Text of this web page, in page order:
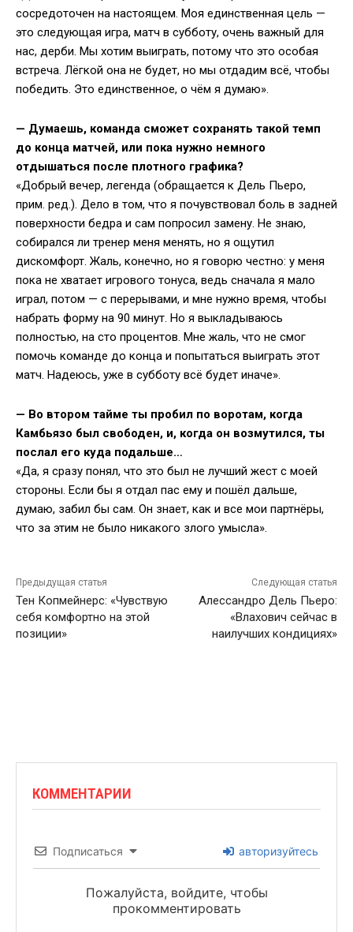
сосредоточен на настоящем. Моя единственная цель —
это следующая игра, матч в субботу, очень важный для
нас, дерби. Мы хотим выиграть, потому что это особая
встреча. Лёгкой она не будет, но мы отдадим всё, чтобы
победить. Это единственное, о чём я думаю».
— Думаешь, команда сможет сохранять такой темп
до конца матчей, или пока нужно немного
отдышаться после плотного графика?
«Добрый вечер, легенда (обращается к Дель Пьеро,
прим. ред.). Дело в том, что я почувствовал боль в задней
поверхности бедра и сам попросил замену. Не знаю,
собирался ли тренер меня менять, но я ощутил
дискомфорт. Жаль, конечно, но я говорю честно: у меня
пока не хватает игрового тонуса, ведь сначала я мало
играл, потом — с перерывами, и мне нужно время, чтобы
набрать форму на 90 минут. Но я выкладываюсь
полностью, на сто процентов. Мне жаль, что не смог
помочь команде до конца и попытаться выиграть этот
матч. Надеюсь, уже в субботу всё будет иначе».
— Во втором тайме ты пробил по воротам, когда
Камбьязо был свободен, и, когда он возмутился, ты
послал его куда подальше…
«Да, я сразу понял, что это был не лучший жест с моей
стороны. Если бы я отдал пас ему и пошёл дальше,
думаю, забил бы сам. Он знает, как и все мои партнёры,
что за этим не было никакого злого умысла».
Предыдущая статья
Тен Копмейнерс: «Чувствую
себя комфортно на этой
позиции»
Следующая статья
Алеcсандро Дель Пьеро:
«Влахович сейчас в
наилучших кондициях»
КОММЕНТАРИИ
Подписаться авторизуйтесь
Пожалуйста, войдите, чтобы
прокомментировать